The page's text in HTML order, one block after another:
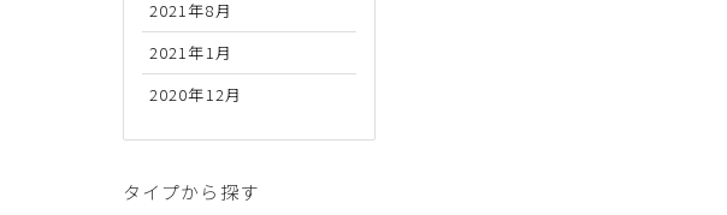
2021年8月
2021年1月
2020年12月
タイプから探す
代金のお支払い方法について
金引換の中からお好きな決済方法をお選びいただけます。